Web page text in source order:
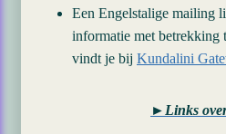
Een Engelstalige mailing
informatie met betrekking
vindt je bij Kundalini
►Links